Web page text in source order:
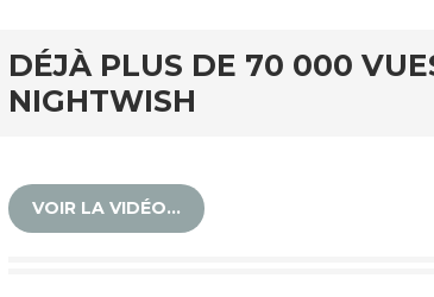
DÉJÀ PLUS DE 70 000
NIGHTWISH
VOIR LA VIDÉO…